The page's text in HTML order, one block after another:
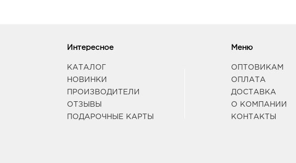
Интересное
КАТАЛОГ
НОВИНКИ
ПРОИЗВОДИТЕЛИ
ОТЗЫВЫ
ПОДАРОЧНЫЕ КАРТЫ
Меню
ОПТОВИКАМ
ОПЛАТА
ДОСТАВКА
О КОМПАНИИ
КОНТАКТЫ